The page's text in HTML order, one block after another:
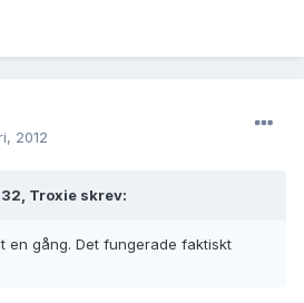
2012
Troxie skrev:
en gång. Det fungerade faktiskt